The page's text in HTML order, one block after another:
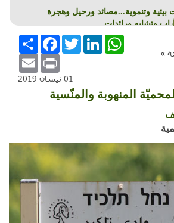
بيئية وتنموية...مصائد ورحيل وهجرة
وتشابه ورائدات
»
انشر
FacebookTwitterLinkedInWhatsApp
Email Print
01 نيسان 2019
المنهوبة والمنّسية